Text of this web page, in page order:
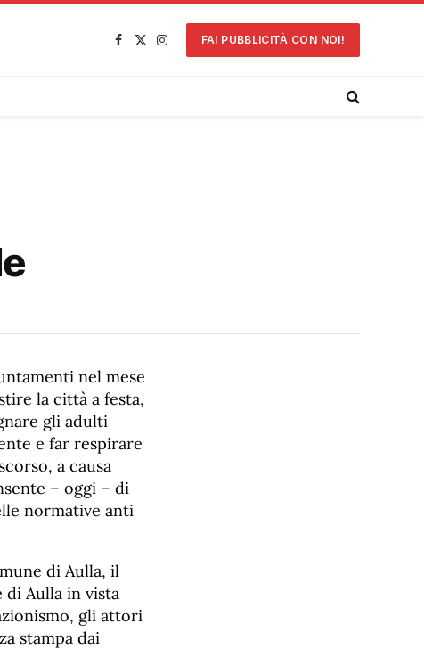
Facebook
X
Instagram
FAI PUBBLICITÀ CON NOI!
nel mese
la città a festa,
gli adulti
e far respirare
a causa
– oggi – di
normative anti
di Aulla, il
Aulla in vista
gli attori
stampa dai